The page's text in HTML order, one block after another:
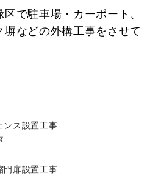
で駐車場・カーポート、
などの外構工事をさせて
ンス設置工事
門扉設置工事